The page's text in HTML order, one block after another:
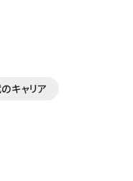
キャリア